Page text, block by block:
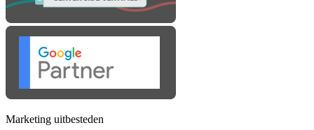
Marketing uitbesteden